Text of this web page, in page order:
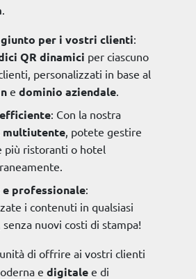
per i vostri clienti:
QR dinamici per ciascuno
personalizzati in base al
e dominio aziendale
: Con la nostra
multiutente , potete gestire
più ristoranti o hotel
e professionale:
i contenuti in qualsiasi
nuovi costi di stampa!
di offrire ai vostri clienti
e digitale e di